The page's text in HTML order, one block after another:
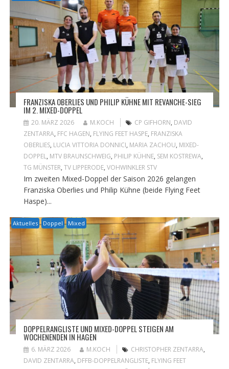
FRANZISKA OBERLIES UND PHILIP KÜHNE MIT REVANCHE-SIEG
IM 2. MIXED-DOPPEL
20. MÄRZ 2026 M.KOCH CP GIFHORN, DAVID
ZENTARRA, FFC HAGEN, FLYING FEET HASPE, FRANZISKA
OBERLIES, LUCIA VITTORIA DONNICI, MARIA ZACHOU, MIXED-
DOPPEL, MTV BRAUNSCHWEIG, PHILIP KÜHNE, SEM KOSTREWA,
TG MÜNSTER, TV LIPPERODE, VOHWINKLER STV
Im zweiten Mixed-Doppel der Saison 2026 gelangen
Franziska Oberlies und Philip Kühne (beide Flying Feet
Haspe)...
Aktuelles Doppel Mixed
DOPPELRANGLISTE UND MIXED-DOPPEL STEIGEN AM
WOCHENENDEN IN HAGEN
6. MÄRZ 2026 M.KOCH CHRISTOPHER ZENTARRA,
DAVID ZENTARRA, DFFB-DOPPELRANGLISTE, FLYING FEET